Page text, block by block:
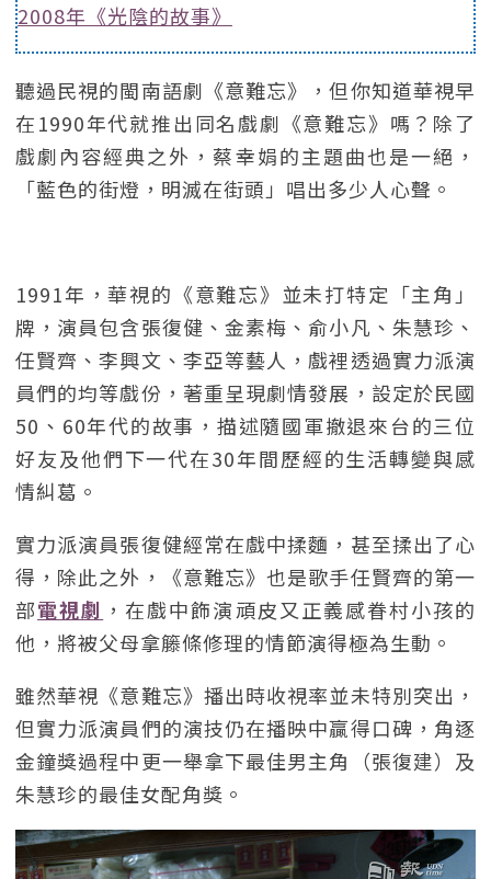
2008年《光陰的故事》
聽過民視的閩南語劇《意難忘》，但你知道華視早
在1990年代就推出同名戲劇《意難忘》嗎？除了
戲劇內容經典之外，蔡幸娟的主題曲也是一絕，
「藍色的街燈，明滅在街頭」唱出多少人心聲。
1991年，華視的《意難忘》並未打特定「主角」
牌，演員包含張復健、金素梅、俞小凡、朱慧珍、
任賢齊、李興文、李亞等藝人，戲裡透過實力派演
員們的均等戲份，著重呈現劇情發展，設定於民國
50、60年代的故事，描述隨國軍撤退來台的三位
好友及他們下一代在30年間歷經的生活轉變與感
情糾葛。
實力派演員張復健經常在戲中揉麵，甚至揉出了心
得，除此之外，《意難忘》也是歌手任賢齊的第一
部電視劇 ，在戲中飾演頑皮又正義感眷村小孩的
他，將被父母拿籐條修理的情節演得極為生動。
雖然華視《意難忘》播出時收視率並未特別突出，
但實力派演員們的演技仍在播映中贏得口碑，角逐
金鐘獎過程中更一舉拿下最佳男主角（張復建）及
朱慧珍的最佳女配角獎。